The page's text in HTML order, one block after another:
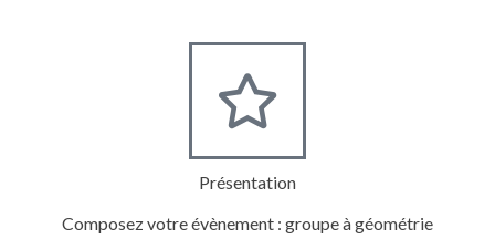
Présentation
Composez votre évènement : groupe à géométrie